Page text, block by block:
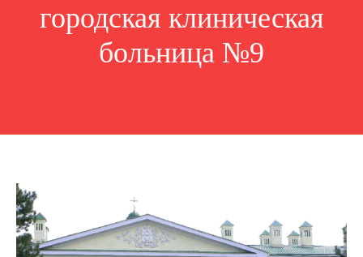
городская клиническая
больница №9